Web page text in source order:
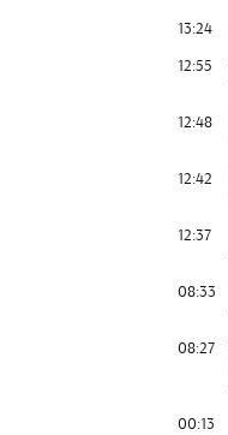
13:24
12:55
12:48
12:42
12:37
08:33
08:27
00:13